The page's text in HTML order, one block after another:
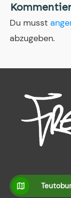
Du musst
abzugeben.